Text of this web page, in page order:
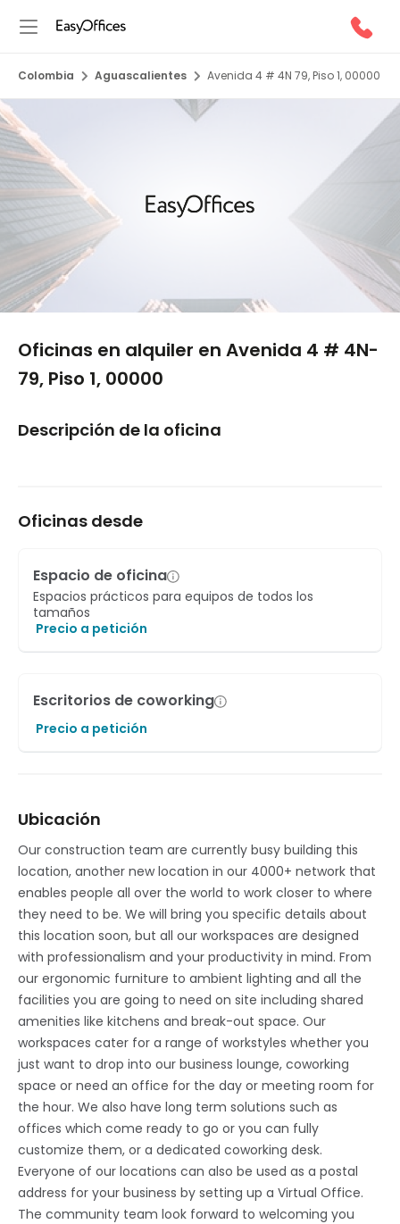
Colombia Aguascalientes Avenida 4 # 4N 79, Piso 1, 00000
Oficinas en alquiler en Avenida 4 # 4N-
79, Piso 1, 00000
Descripción de la oficina
Oficinas desde
Espacio de oficina
Espacios prácticos para equipos de todos los
tamaños
Precio a petición
Escritorios de coworking
Precio a petición
Ubicación
Our construction team are currently busy building this
location, another new location in our 4000+ network that
enables people all over the world to work closer to where
they need to be. We will bring you specific details about
this location soon, but all our workspaces are designed
with professionalism and your productivity in mind. From
our ergonomic furniture to ambient lighting and all the
facilities you are going to need on site including shared
amenities like kitchens and break-out space. Our
workspaces cater for a range of workstyles whether you
just want to drop into our business lounge, coworking
space or need an office for the day or meeting room for
the hour. We also have long term solutions such as
offices which come ready to go or you can fully
customize them, or a dedicated coworking desk.
Everyone of our locations can also be used as a postal
address for your business by setting up a Virtual Office.
The community team look forward to welcoming you